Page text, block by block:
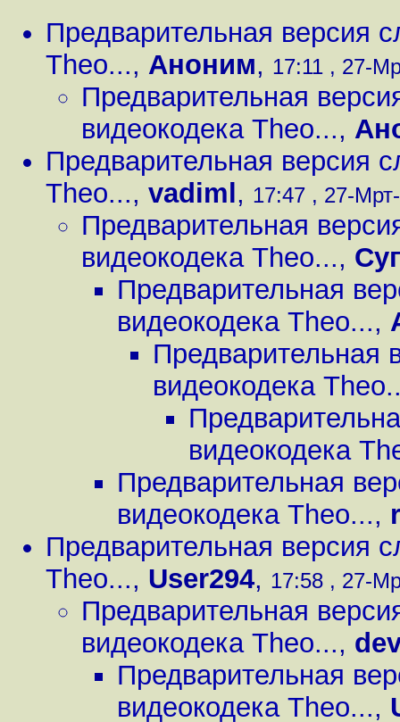
Предварительная версия
Theo..., Аноним, 17:11 , 27-
Предварительная
видеокодека Theo...,
Предварительная версия
Theo..., vadiml , 17:47 , 27-
Предварительная
видеокодека Theo...,
Предварительная
видеокодека Theo...,
Предварительная
видеокодека
видеокодека
Предварительная
видеокодека Theo...,
Предварительная версия
Theo..., User294, 17:58 , 27-
Предварительная
видеокодека Theo...,
Предварительная
видеокодека Theo...,